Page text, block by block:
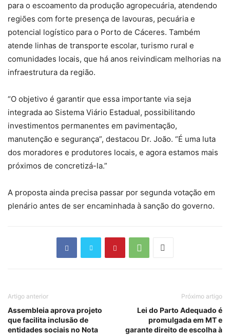
para o escoamento da produção agropecuária, atendendo
regiões com forte presença de lavouras, pecuária e
potencial logístico para o Porto de Cáceres. Também
atende linhas de transporte escolar, turismo rural e
comunidades locais, que há anos reivindicam melhorias na
infraestrutura da região.
“O objetivo é garantir que essa importante via seja
integrada ao Sistema Viário Estadual, possibilitando
investimentos permanentes em pavimentação,
manutenção e segurança”, destacou Dr. João. “É uma luta
dos moradores e produtores locais, e agora estamos mais
próximos de concretizá-la.”
A proposta ainda precisa passar por segunda votação em
plenário antes de ser encaminhada à sanção do governo.
Artigo anterior
Assembleia aprova projeto
que facilita inclusão de
entidades sociais no Nota
Próximo artigo
Lei do Parto Adequado é
promulgada em MT e
garante direito de escolha à